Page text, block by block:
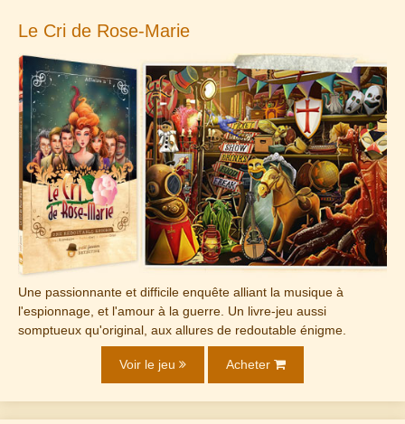
Le Cri de Rose-Marie
Une passionnante et difficile enquête alliant la musique à
l'espionnage, et l'amour à la guerre. Un livre-jeu aussi
somptueux qu'original, aux allures de redoutable énigme.
Voir le jeu Acheter